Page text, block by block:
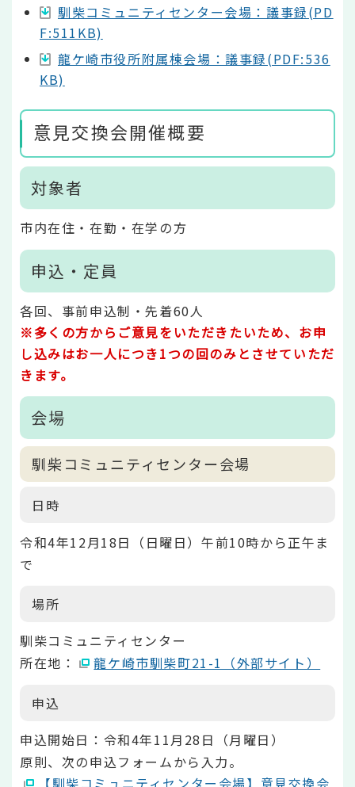
馴柴コミュニティセンター会場：議事録(PD
F:511KB)
龍ケ崎市役所附属棟会場：議事録(PDF:536
KB)
意見交換会開催概要
対象者
市内在住・在勤・在学の方
申込・定員
各回、事前申込制・先着60人
※多くの方からご意見をいただきたいため、お申
し込みはお一人につき1つの回のみとさせていただ
きます。
会場
馴柴コミュニティセンター会場
日時
令和4年12月18日（日曜日）午前10時から正午ま
で
場所
馴柴コミュニティセンター
所在地：
龍ケ崎市馴柴町21-1（外部サイト）
申込
申込開始日：令和4年11月28日（月曜日）
原則、次の申込フォームから入力。